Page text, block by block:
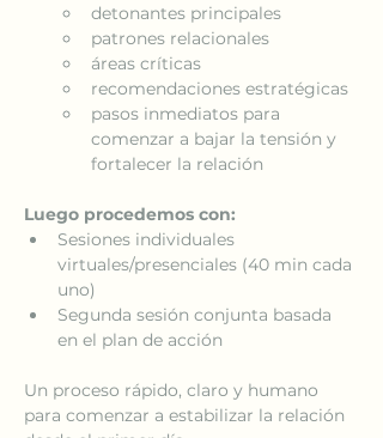
detonantes principales
patrones relacionales
áreas críticas
recomendaciones estratégicas
pasos inmediatos para
comenzar a bajar la tensión y
fortalecer la relación
Luego procedemos con:
Sesiones individuales
virtuales/presenciales (40 min cada
uno)
Segunda sesión conjunta basada
en el plan de acción
Un proceso rápido, claro y humano
para comenzar a estabilizar la relación